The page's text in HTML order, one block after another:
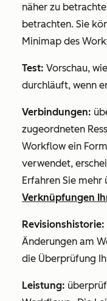
näher zu
betrachten. Sie
Minimap des
Test: Vorschau,
durchläuft, wenn
Verbindungen:
zugeordneten
Workflow ein
verwendet,
Erfahren Sie
Verknüpfungen
Revisionshistorie:
Änderungen am
die Überprüfung
Leistung: